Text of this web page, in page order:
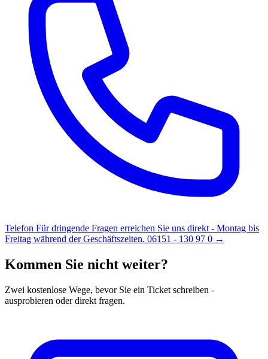
Telefon Für dringende Fragen erreichen Sie uns direkt - Montag bis
Freitag während der Geschäftszeiten. 06151 - 130 97 0 →
Kommen Sie nicht weiter?
Zwei kostenlose Wege, bevor Sie ein Ticket schreiben -
ausprobieren oder direkt fragen.